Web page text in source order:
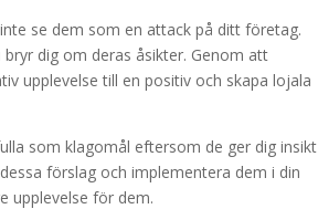
se dem som en attack på ditt företag.
dig om deras åsikter. Genom att
upplevelse till en positiv och skapa lojala
som klagomål eftersom de ger dig insikt
förslag och implementera dem i din
upplevelse för dem.